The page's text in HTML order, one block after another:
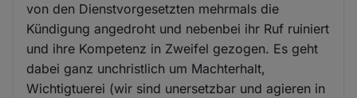
von den Dienstvorgesetzten mehrmals die
Kündigung angedroht und nebenbei ihr Ruf ruiniert
und ihre Kompetenz in Zweifel gezogen. Es geht
dabei ganz unchristlich um Machterhalt,
Wichtigtuerei (wir sind unersetzbar und agieren in